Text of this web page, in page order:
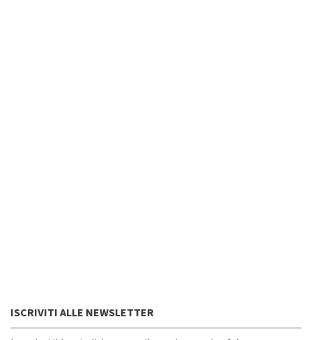
ISCRIVITI ALLE NEWSLETTER